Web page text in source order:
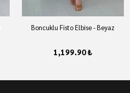
Boncuklu Fisto Elbise - Beyaz
1,199.90 ₺